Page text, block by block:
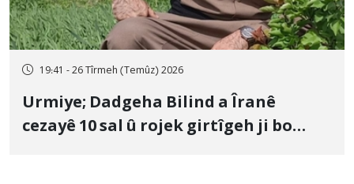
19:41 - 26 Tîrmeh (Temûz) 2026
Urmiye; Dadgeha Bilind a Îranê
cezayê 10 sal û rojek girtîgeh ji bo